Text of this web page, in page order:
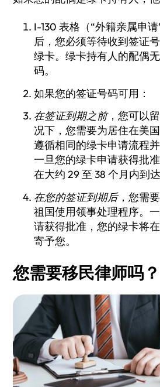
I-130 表格（“外籍亲属申
后，您必须等待收到签证
绿卡。绿卡持有人的配偶
码。
如果您的签证号码可用：
在签证到期之前，您可以
况下，您需要为居住在美
遵循相同的绿卡申请流程
一旦您的绿卡申请获得批
在大约 29 至 38 个月内到达
在您的签证到期后，您需
祖国使用领事处理程序。
请获得批准，您的绿卡将
寄予您。
您需要移民律师吗？